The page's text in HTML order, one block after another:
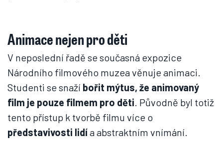
Animace nejen pro děti
V neposlední řadě se současná expozice
Národního filmového muzea věnuje animaci.
Studenti se snaží bořit mýtus, že animovaný
film je pouze filmem pro děti. Původně byl totiž
tento přístup k tvorbě filmu více o
představivosti lidía abstraktním vnímání.